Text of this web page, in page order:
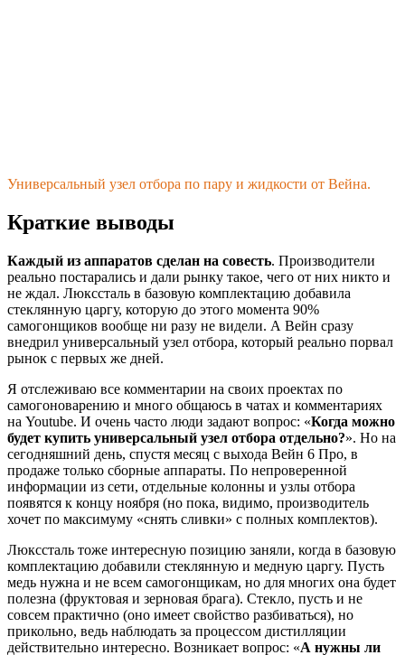
Универсальный узел отбора по пару и жидкости от Вейна.
Краткие выводы
Каждый из аппаратов сделан на совесть. Производители
реально постарались и дали рынку такое, чего от них никто и
не ждал. Люкссталь в базовую комплектацию добавила
стеклянную царгу, которую до этого момента 90%
самогонщиков вообще ни разу не видели. А Вейн сразу
внедрил универсальный узел отбора, который реально порвал
рынок с первых же дней.
Я отслеживаю все комментарии на своих проектах по
самогоноварению и много общаюсь в чатах и комментариях
на Youtube. И очень часто люди задают вопрос: «Когда можно
будет купить универсальный узел отбора отдельно?». Но на
сегодняшний день, спустя месяц с выхода Вейн 6 Про, в
продаже только сборные аппараты. По непроверенной
информации из сети, отдельные колонны и узлы отбора
появятся к концу ноября (но пока, видимо, производитель
хочет по максимуму «снять сливки» с полных комплектов).
Люкссталь тоже интересную позицию заняли, когда в базовую
комплектацию добавили стеклянную и медную царгу. Пусть
медь нужна и не всем самогонщикам, но для многих она будет
полезна (фруктовая и зерновая брага). Стекло, пусть и не
совсем практично (оно имеет свойство разбиваться), но
прикольно, ведь наблюдать за процессом дистилляции
действительно интересно. Возникает вопрос: «А нужны ли